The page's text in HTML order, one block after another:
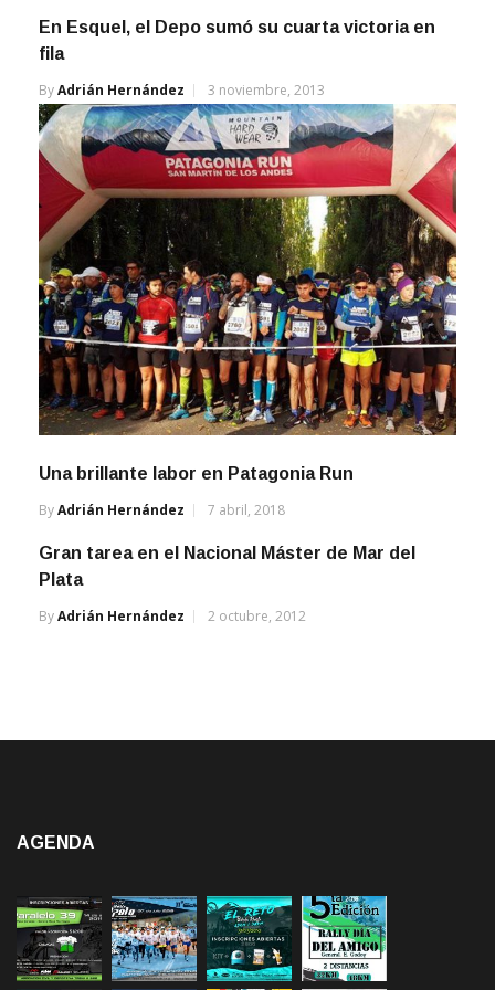
En Esquel, el Depo sumó su cuarta victoria en
fila
ByAdrián Hernández 3 noviembre, 2013
Una brillante labor en Patagonia Run
ByAdrián Hernández 7 abril, 2018
Gran tarea en el Nacional Máster de Mar del
Plata
ByAdrián Hernández 2 octubre, 2012
AGENDA